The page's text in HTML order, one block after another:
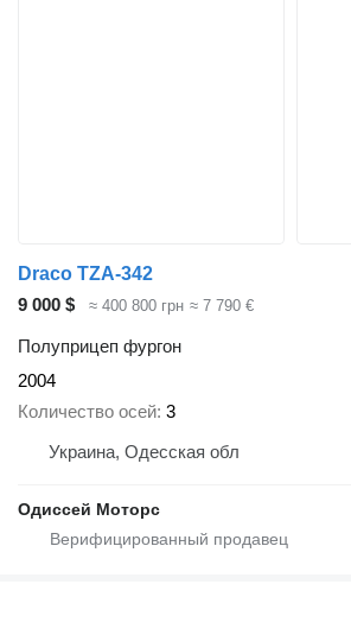
Draco TZA-342
9 000 $
≈ 400 800 грн ≈ 7 790 €
Полуприцеп фургон
2004
Количество осей 3
Украина, Одесская обл
Одиссей Моторс